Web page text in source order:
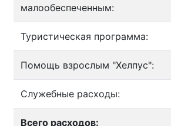
малообеспеченным:
Туристическая программа:
Помощь взрослым "Хелпус":
Служебные расходы:
Всего расходов: